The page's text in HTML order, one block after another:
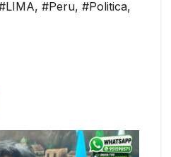
, #Peru, #Politica,